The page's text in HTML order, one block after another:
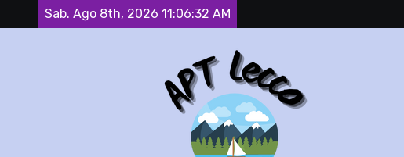
to
Sab. Ago 8th, 2026 11:06:33 AM